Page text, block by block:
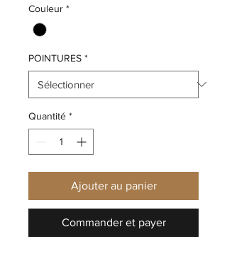
Couleur *
POINTURES *
Quantité *
Ajouter au panier
Commander et payer